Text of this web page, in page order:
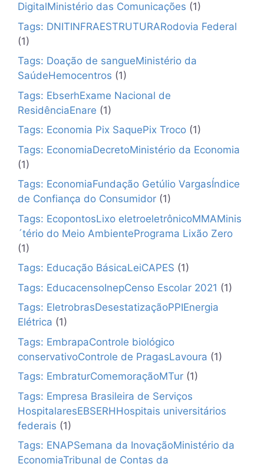
DigitalMinistério das Comunicações (1)
Tags: DNITINFRAESTRUTURARodovia Federal
(1)
Tags: Doação de sangueMinistério da
SaúdeHemocentros (1)
Tags: EbserhExame Nacional de
ResidênciaEnare (1)
Tags: Economia Pix SaquePix Troco (1)
Tags: EconomiaDecretoMinistério da Economia
(1)
Tags: EconomiaFundação Getúlio VargasÍndice
de Confiança do Consumidor (1)
Tags: EcopontosLixo eletroeletrônicoMMAMinis
´tério do Meio AmbientePrograma Lixão Zero
(1)
Tags: Educação BásicaLeiCAPES (1)
Tags: EducacensoInepCenso Escolar 2021 (1)
Tags: EletrobrasDesestatizaçãoPPIEnergia
Elétrica (1)
Tags: EmbrapaControle biológico
conservativoControle de PragasLavoura (1)
Tags: EmbraturComemoraçãoMTur (1)
Tags: Empresa Brasileira de Serviços
HospitalaresEBSERHHospitais universitários
federais (1)
Tags: ENAPSemana da InovaçãoMinistério da
EconomiaTribunal de Contas da